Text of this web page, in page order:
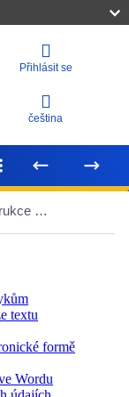
Přihlásit se
čeština
6. Typografické instrukce a revize textu